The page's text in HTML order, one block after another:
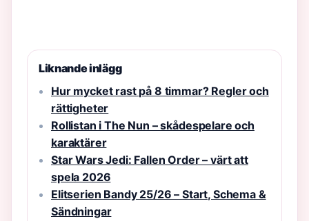
Liknande inlägg
Hur mycket rast på 8 timmar? Regler och
rättigheter
Rollistan i The Nun – skådespelare och
karaktärer
Star Wars Jedi: Fallen Order – värt att
spela 2026
Elitserien Bandy 25/26 – Start, Schema &
Sändningar